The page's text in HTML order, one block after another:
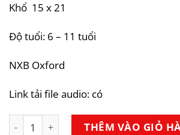
Khổ 15 x 21
Độ tuổi: 6 – 11 tuổi
NXB Oxford
Link tải file audio: có
Bộ 20 cuốn Oxford Read and
THÊM VÀO GIỎ